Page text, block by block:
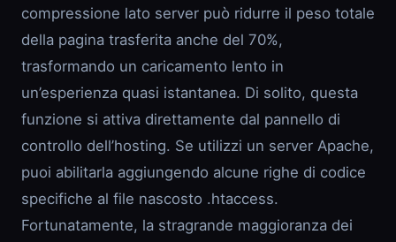
compressione lato server può ridurre il peso totale
della pagina trasferita anche del 70%,
trasformando un caricamento lento in
un’esperienza quasi istantanea. Di solito, questa
funzione si attiva direttamente dal pannello di
controllo dell’hosting. Se utilizzi un server Apache,
puoi abilitarla aggiungendo alcune righe di codice
specifiche al file nascosto .htaccess.
Fortunatamente, la stragrande maggioranza dei